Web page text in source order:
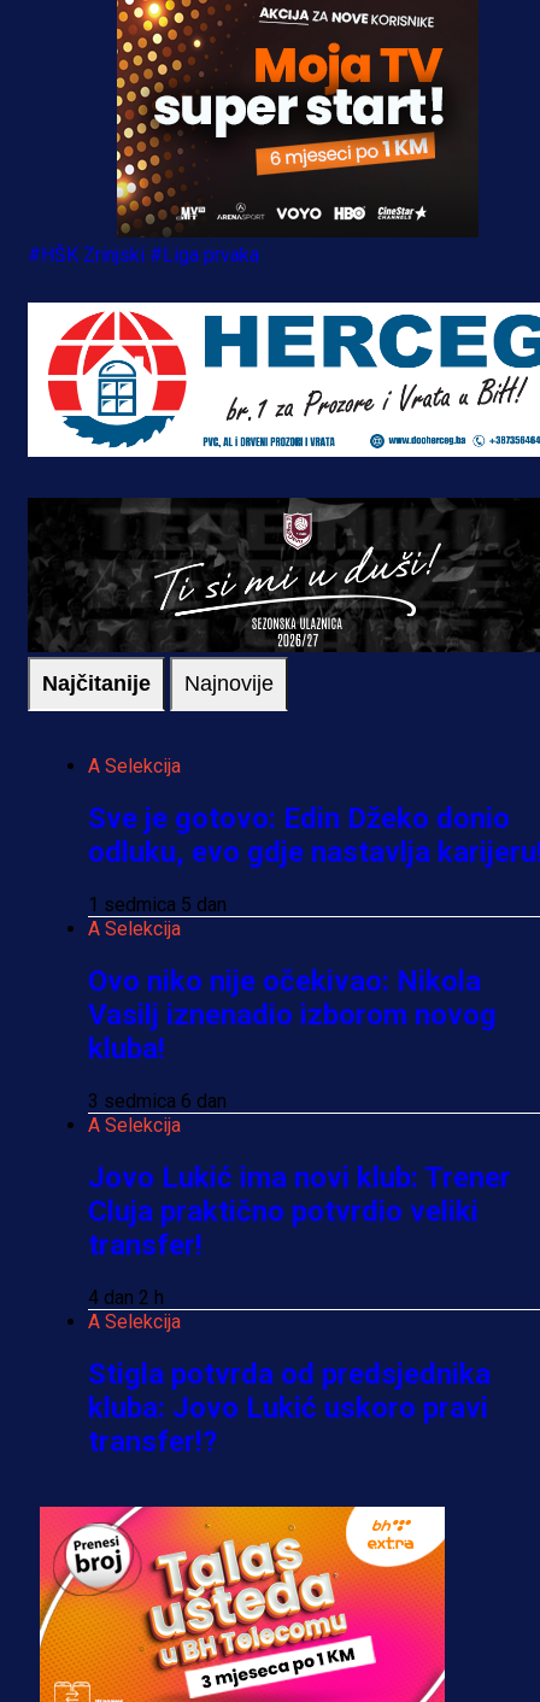
#HŠK Zrinjski #Liga prvaka
Najčitanije Najnovije
A Selekcija
Sve je gotovo: Edin Džeko donio
odluku, evo gdje nastavlja
1 sedmica 5 dan
A Selekcija
Ovo niko nije očekivao: Nikola
Vasilj iznenadio izborom novog
kluba!
3 sedmica 6 dan
A Selekcija
Jovo Lukić ima novi klub: Trener
Cluja praktično potvrdio veliki
transfer!
4 dan 2 h
A Selekcija
Stigla potvrda od predsjednika
kluba: Jovo Lukić uskoro pravi
transfer!?
A Selekcija
Zmajevi dobili veliko pojačanje:
Fudbaler Olympiacosa želi obući
dres BiH!
3 sedmica 4 dan